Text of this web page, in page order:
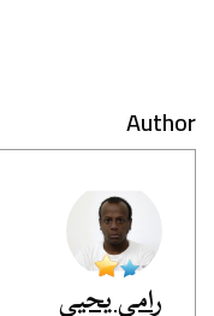
Author
رامي يحيى